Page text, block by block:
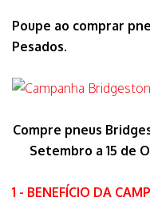
Poupe ao comprar
Pesados.
Compre pneus
Setembro a 15 de
1 - BENEFÍCIO DA